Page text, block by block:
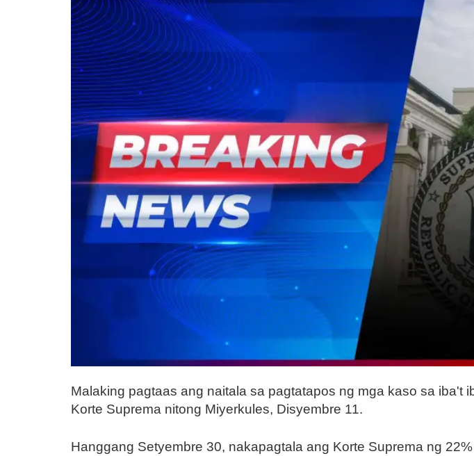
Malaking pagtaas ang naitala sa pagtatapos ng mga kaso sa
Korte Suprema nitong Miyerkules, Disyembre 11.
Hanggang Setyembre 30, nakapagtala ang Korte Suprema ng